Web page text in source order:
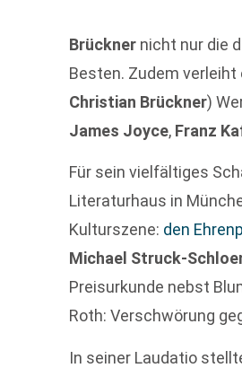
Brückner nicht nur die
Besten. Zudem
Christian Brückner)
James Joyce, Franz
Für sein vielfältiges
Literaturhaus in
Kulturszene: den
Michael Struck-
Preisurkunde nebst
Roth: Verschwörung
In seiner Laudatio